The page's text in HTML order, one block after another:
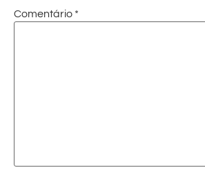
Comentário *